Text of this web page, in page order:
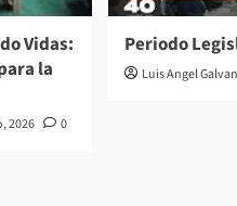
Vidas:
la
2026 0
Periodo
Luis Angel Galvan